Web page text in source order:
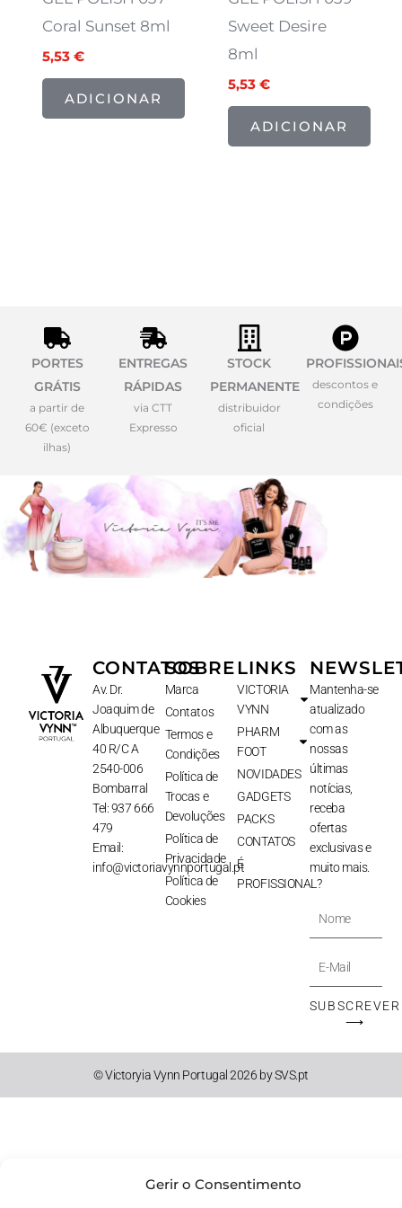
Gerir o Consentimento
Coral Sunset 8ml
5,53 €
ADICIONAR
Sweet Desire
8ml
5,53€
ADICIONAR
PORTES
GRÁTIS
a partir de
60€ (exceto
ilhas)
ENTREGAS
RÁPIDAS
via CTT
Expresso
STOCK
PERMANENTE
distribuidor
oficial
descontos e
condições
CONTATOS
Av. Dr.
Joaquim de
Albuquerque
40 R/C A
2540-006
Bombarral
Tel: 937 666
479
Email:
info@victoriavynnportugal.pt
SOBRE
Marca
Contatos
Termos e
Condições
Política de
Trocas e
Devoluções
Política de
Privacidade
Política de
Cookies
LINKS
VICTORIA
VYNN
PHARM
FOOT
NOVIDADES
GADGETS
PACKS
CONTATOS
É
PROFISSIONAL?
Mantenha-se
atualizado
com as
nossas
últimas
notícias,
receba
ofertas
exclusivas e
muito mais.
Nome
E-
Mail
SUBSCREVER
⟶
© Victoryia Vynn Portugal 2026 by SVS.pt